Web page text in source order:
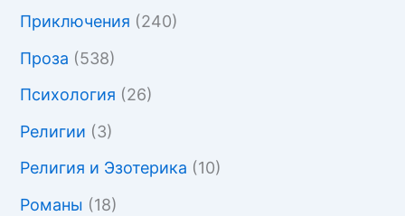
Приключения (240)
Проза (538)
Психология (26)
Религии (3)
Религия и Эзотерика (10)
Романы (18)